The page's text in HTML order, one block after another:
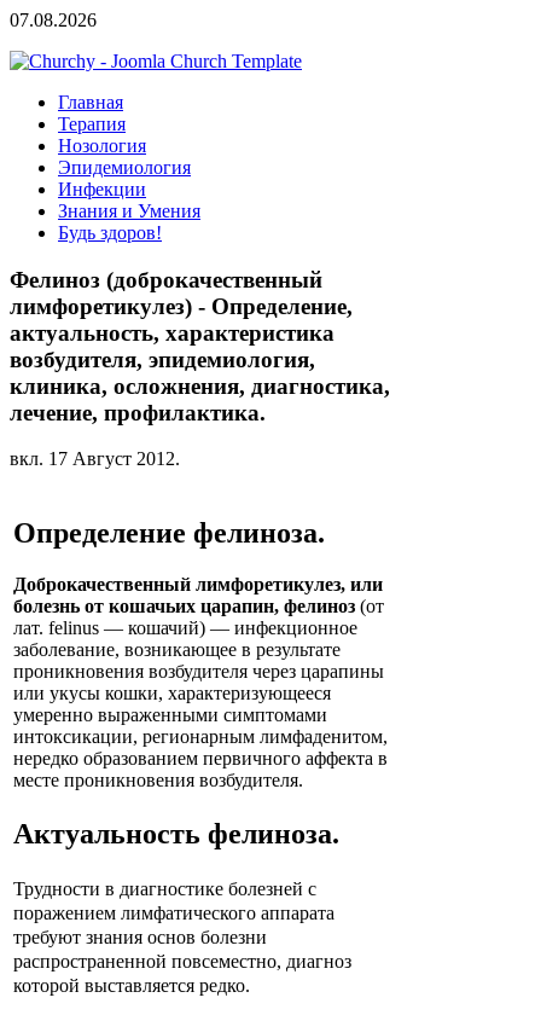
07.08.2026
Главная
Терапия
Нозология
Эпидемиология
Инфекции
Знания и Умения
Будь здоров!
Фелиноз (доброкачественный
лимфоретикулез) - Определение,
актуальность, характеристика
возбудителя, эпидемиология,
клиника, осложнения, диагностика,
лечение, профилактика.
вкл. 17 Август 2012.
Определение фелиноза.
Доброкачественный лимфоретикулез, или
болезнь от кошачьих царапин, фелиноз (от
лат. felinus — кошачий) — инфекционное
заболевание, возникающее в результате
проникновения возбудителя через царапины
или укусы кошки, характеризующееся
умеренно выраженными симптомами
интоксикации, регионарным лимфаденитом,
нередко образованием первичного аффекта в
месте проникновения возбудителя.
Актуальность фелиноза.
Трудности в диагностике болезней с
поражением лимфатического аппарата
требуют знания основ болезни
распространенной повсеместно, диагноз
которой выставляется редко.